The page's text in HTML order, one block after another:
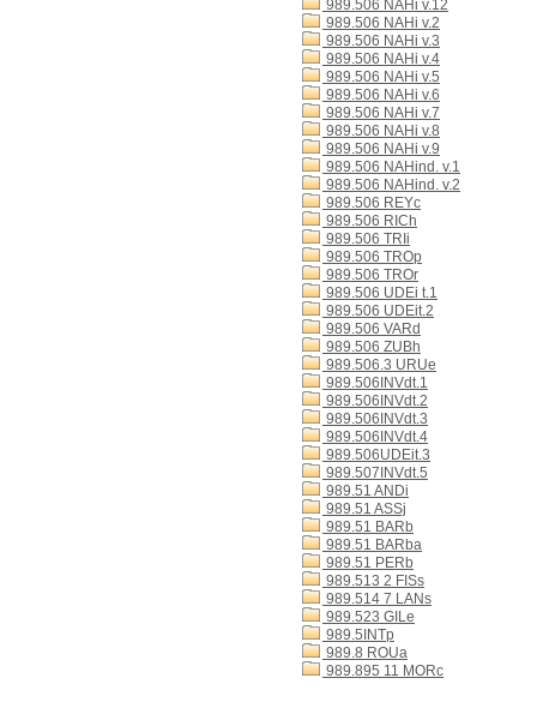
989.506 NAHi v.12
989.506 NAHi v.2
989.506 NAHi v.3
989.506 NAHi v.4
989.506 NAHi v.5
989.506 NAHi v.6
989.506 NAHi v.7
989.506 NAHi v.8
989.506 NAHi v.9
989.506 NAHind. v.1
989.506 NAHind. v.2
989.506 REYc
989.506 RICh
989.506 TRIi
989.506 TROp
989.506 TROr
989.506 UDEi t.1
989.506 UDEit.2
989.506 VARd
989.506 ZUBh
989.506.3 URUe
989.506INVdt.1
989.506INVdt.2
989.506INVdt.3
989.506INVdt.4
989.506UDEit.3
989.507INVdt.5
989.51 ANDi
989.51 ASSj
989.51 BARb
989.51 BARba
989.51 PERb
989.513 2 FISs
989.514 7 LANs
989.523 GILe
989.5INTp
989.8 ROUa
989.895 11 MORc